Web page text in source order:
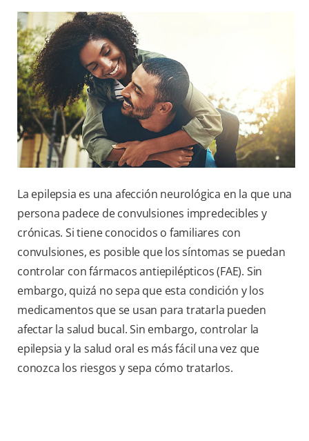
CUPONES
EC (ES)
SUSCRÍBETE
La epilepsia es una afección neurológica en la que una
persona padece de convulsiones impredecibles y
crónicas. Si tiene conocidos o familiares con
convulsiones, es posible que los síntomas se puedan
controlar con fármacos antiepilépticos (FAE). Sin
embargo, quizá no sepa que esta condición y los
medicamentos que se usan para tratarla pueden
afectar la salud bucal. Sin embargo, controlar la
epilepsia y la salud oral es más fácil una vez que
conozca los riesgos y sepa cómo tratarlos.